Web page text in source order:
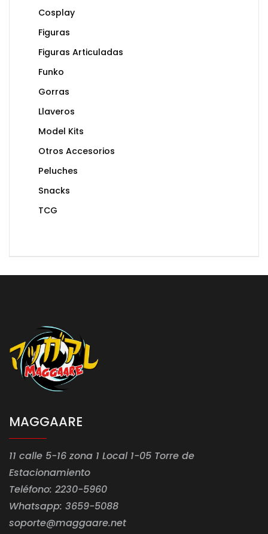
Cosplay
Figuras
Figuras Articuladas
Funko
Gorras
Llaveros
Model Kits
Otros Accesorios
Peluches
Snacks
TCG
MAGGAARE
11 calle 5-16 zona 1 Local 1-05 Torre de
Estacionamiento
Teléfono: 2230-5960
Whatsapp: 3659-5088
soporte@maggaare.net